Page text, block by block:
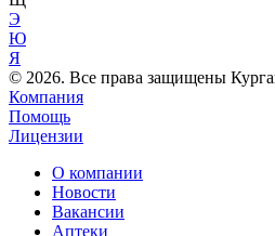
Э
Ю
Я
© 2026. Все права защищены
Компания
Помощь
Лицензии
О компании
Новости
Вакансии
Аптеки